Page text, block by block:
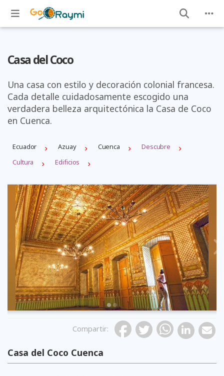
Casa del Coco
Una casa con estilo y decoración colonial francesa.
Cada detalle cuidadosamente escogido una
verdadera belleza arquitectónica la Casa de Coco
en Cuenca.
Ecuador Azuay Cuenca
Descubre
Cultura
Edificios
Previous
Compartir:
Casa del Coco Cuenca